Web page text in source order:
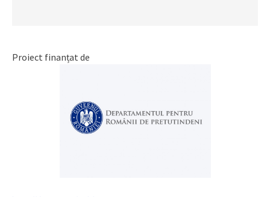
Proiect finanțat de